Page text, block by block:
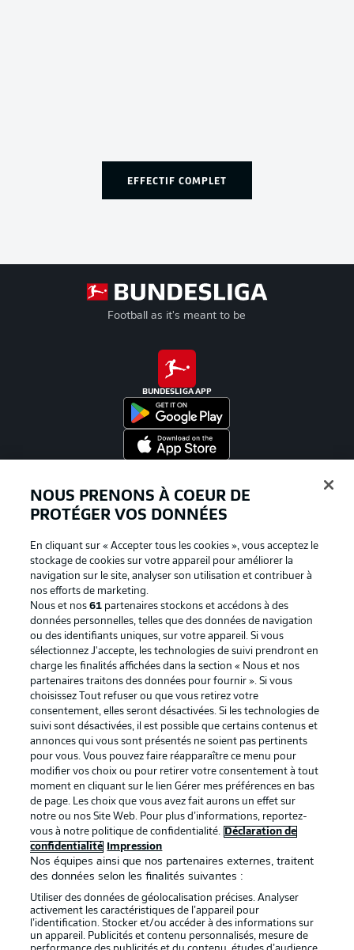
EFFECTIF COMPLET
Football as it's meant to be
BUNDESLIGA APP
La publicité Conditions d’utilisation des
Mentions Légales Gérer mes préférences
Déclaration de
confidentialité
Diffuseurs
Travaux Contact
Impression Joueurs
NOUS PRENONS À COEUR DE
PROTÉGER VOS DONNÉES
En cliquant sur « Accepter tous les cookies », vous acceptez le
stockage de cookies sur votre appareil pour améliorer la
navigation sur le site, analyser son utilisation et contribuer à
nos efforts de marketing.
Nous et nos61 partenaires stockons et accédons à des
données personnelles, telles que des données de navigation
ou des identifiants uniques, sur votre appareil. Si vous
sélectionnez J'accepte, les technologies de suivi prendront en
charge les finalités affichées dans la section « Nous et nos
partenaires traitons des données pour fournir ». Si vous
choisissez Tout refuser ou que vous retirez votre
consentement, elles seront désactivées. Si les technologies de
suivi sont désactivées, il est possible que certains contenus et
annonces qui vous sont présentés ne soient pas pertinents
pour vous. Vous pouvez faire réapparaître ce menu pour
modifier vos choix ou pour retirer votre consentement à tout
moment en cliquant sur le lien Gérer mes préférences en bas
de page. Les choix que vous avez fait aurons un effet sur
notre ou nos Site Web. Pour plus d’informations, reportez-
vous à notre politique de confidentialité.
Déclaration de
confidentialité
Impression
Nos équipes ainsi que nos partenaires externes, traitent
des données selon les finalités suivantes :
Utiliser des données de géolocalisation précises. Analyser
activement les caractéristiques de l’appareil pour
l’identification. Stocker et/ou accéder à des informations sur
un appareil. Publicités et contenu personnalisés, mesure de